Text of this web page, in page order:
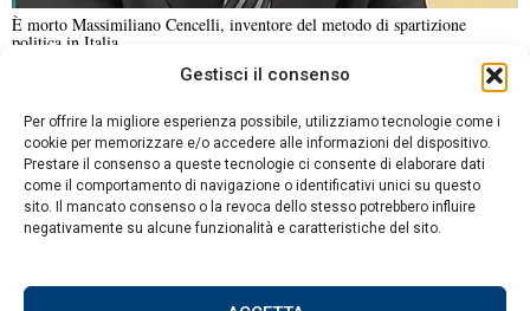
Gestisci il consenso
Per offrire la migliore esperienza possibile, utilizziamo tecnologie come i
cookie per memorizzare e/o accedere alle informazioni del dispositivo.
Prestare il consenso a queste tecnologie ci consente di elaborare dati
come il comportamento di navigazione o identificativi unici su questo
sito. Il mancato consenso o la revoca dello stesso potrebbero influire
negativamente su alcune funzionalità e caratteristiche del sito.
È morto Massimiliano Cencelli, inventore del metodo di spartizione
politica in Italia
ANALISI E OPINIONI
SPORT CULTURA VIAGGI
Contatti
Informativa sulla privacy
DA NON PERDERE
Spagna crea divisioni tra